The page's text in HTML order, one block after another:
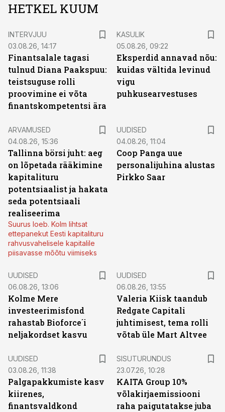
HETKEL KUUM
INTERVJUU
03.08.26, 14:17
Finantsalale tagasi
tulnud Diana Paakspuu:
teistsuguse rolli
proovimine ei võta
finantskompetentsi ära
KASULIK
05.08.26, 09:22
Eksperdid annavad nõu:
kuidas vältida levinud
vigu
puhkusearvestuses
ARVAMUSED
04.08.26, 15:36
Tallinna börsi juht: aeg
on lõpetada rääkimine
kapitalituru
potentsiaalist ja hakata
seda potentsiaali
realiseerima
Suurus loeb. Kolm lihtsat
ettepanekut Eesti kapitalituru
rahvusvahelisele kapitalile
piisavasse mõõtu viimiseks
UUDISED
04.08.26, 11:04
Coop Panga uue
personalijuhina alustas
Pirkko Saar
UUDISED
06.08.26, 13:06
Kolme Mere
investeerimisfond
rahastab Bioforce´i
neljakordset kasvu
UUDISED
06.08.26, 13:55
Valeria Kiisk taandub
Redgate Capitali
juhtimisest, tema rolli
võtab üle Mart Altvee
UUDISED
03.08.26, 11:38
Palgapakkumiste kasv
kiirenes,
finantsvaldkond
SISUTURUNDUS
23.07.26, 10:28
KAITA Group 10%
võlakirjaemissiooni
raha paigutatakse juba